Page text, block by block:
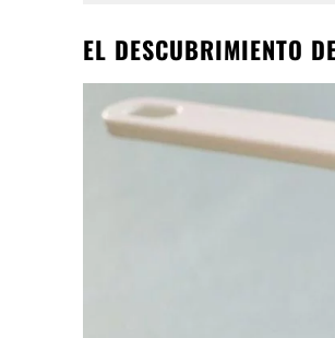
EL DESCUBRIMIENTO